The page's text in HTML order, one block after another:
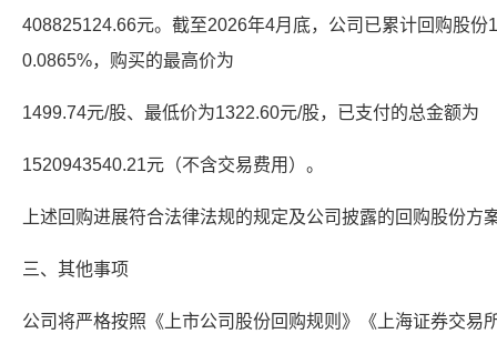
408825124.66元。截至2026年4月底，公司已累计回购股
0.0865%，购买的最高价为
1499.74元/股、最低价为1322.60元/股，已支付的总金额为
1520943540.21元（不含交易费用）。
上述回购进展符合法律法规的规定及公司披露的回购股份方
三、其他事项
公司将严格按照《上市公司股份回购规则》《上海证券交